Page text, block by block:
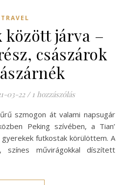
TRAVEL
között járva –
császárok
03-22 / 1 hozzászólás
Peking szívében, a Tian’
futkostak körülöttem. A
színes művirágokkal díszített